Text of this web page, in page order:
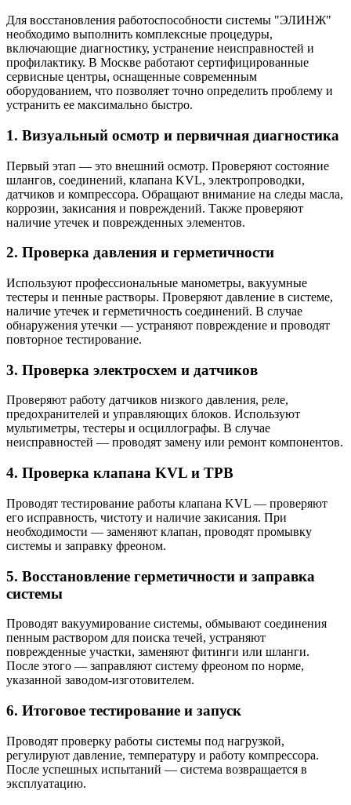
Для восстановления работоспособности системы "ЭЛИНЖ"
необходимо выполнить комплексные процедуры,
включающие диагностику, устранение неисправностей и
профилактику. В Москве работают сертифицированные
сервисные центры, оснащенные современным
оборудованием, что позволяет точно определить проблему и
устранить ее максимально быстро.
1. Визуальный осмотр и первичная диагностика
Первый этап — это внешний осмотр. Проверяют состояние
шлангов, соединений, клапана KVL, электропроводки,
датчиков и компрессора. Обращают внимание на следы масла,
коррозии, закисания и повреждений. Также проверяют
наличие утечек и поврежденных элементов.
2. Проверка давления и герметичности
Используют профессиональные манометры, вакуумные
тестеры и пенные растворы. Проверяют давление в системе,
наличие утечек и герметичность соединений. В случае
обнаружения утечки — устраняют повреждение и проводят
повторное тестирование.
3. Проверка электросхем и датчиков
Проверяют работу датчиков низкого давления, реле,
предохранителей и управляющих блоков. Используют
мультиметры, тестеры и осциллографы. В случае
неисправностей — проводят замену или ремонт компонентов.
4. Проверка клапана KVL и ТРВ
Проводят тестирование работы клапана KVL — проверяют
его исправность, чистоту и наличие закисания. При
необходимости — заменяют клапан, проводят промывку
системы и заправку фреоном.
5. Восстановление герметичности и заправка
системы
Проводят вакуумирование системы, обмывают соединения
пенным раствором для поиска течей, устраняют
поврежденные участки, заменяют фитинги или шланги.
После этого — заправляют систему фреоном по норме,
указанной заводом-изготовителем.
6. Итоговое тестирование и запуск
Проводят проверку работы системы под нагрузкой,
регулируют давление, температуру и работу компрессора.
После успешных испытаний — система возвращается в
эксплуатацию.